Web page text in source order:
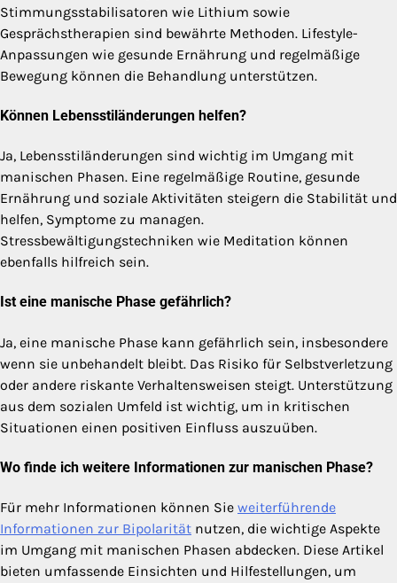
Stimmungsstabilisatoren wie Lithium sowie
Gesprächstherapien sind bewährte Methoden. Lifestyle-
Anpassungen wie gesunde Ernährung und regelmäßige
Bewegung können die Behandlung unterstützen.
Können Lebensstiländerungen helfen?
Ja, Lebensstiländerungen sind wichtig im Umgang mit
manischen Phasen. Eine regelmäßige Routine, gesunde
Ernährung und soziale Aktivitäten steigern die Stabilität und
helfen, Symptome zu managen.
Stressbewältigungstechniken wie Meditation können
ebenfalls hilfreich sein.
Ist eine manische Phase gefährlich?
Ja, eine manische Phase kann gefährlich sein, insbesondere
wenn sie unbehandelt bleibt. Das Risiko für Selbstverletzung
oder andere riskante Verhaltensweisen steigt. Unterstützung
aus dem sozialen Umfeld ist wichtig, um in kritischen
Situationen einen positiven Einfluss auszuüben.
Wo finde ich weitere Informationen zur manischen Phase?
Für mehr Informationen können Sie weiterführende
Informationen zur Bipolarität nutzen, die wichtige Aspekte
im Umgang mit manischen Phasen abdecken. Diese Artikel
bieten umfassende Einsichten und Hilfestellungen, um